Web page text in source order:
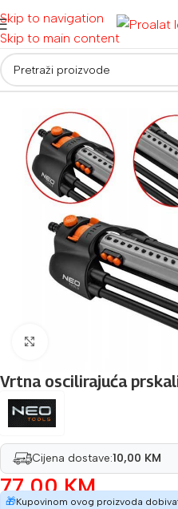
Skip to navigation
Skip to main content
Početna/ Alati za vrt i dom
Vrtna oscilirajuća
Cijena dostave:10,00 KM
77,00KM
🎁Kupovinom ovog proizvoda